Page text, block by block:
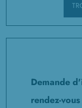
Demande
rendez-